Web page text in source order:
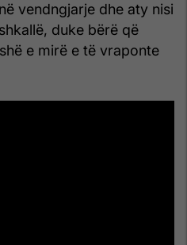
vendngjarje dhe aty nisi
duke bërë që
e mirë e të vraponte